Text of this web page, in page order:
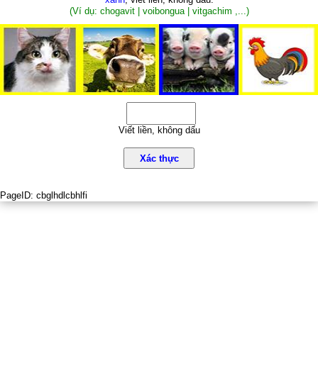
(Ví dụ: chogavit | voibongua | vitgachim ,...)
Viết liền, không dấu
Xác thực
PageID: cbglhdlcbhlfi